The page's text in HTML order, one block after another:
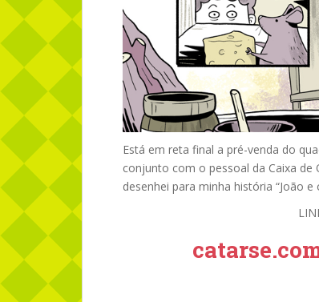
Está em reta final a pré-venda do
conjunto com o pessoal da Caixa de
desenhei para minha história “João e